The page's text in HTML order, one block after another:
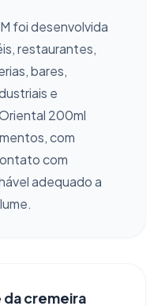
foi desenvolvida
restaurantes,
bares,
e
200ml
com
com
adequado a
da cremeira